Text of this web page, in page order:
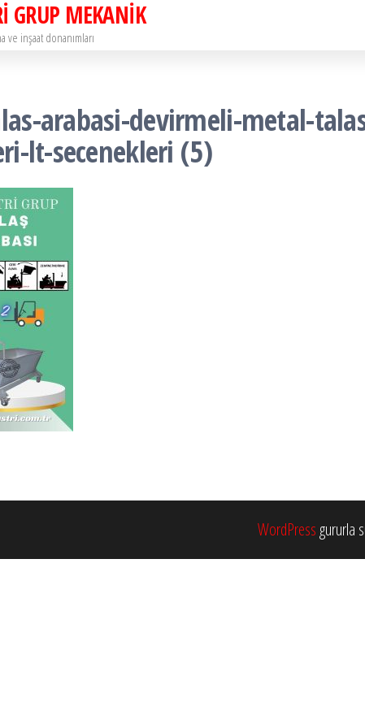
GRUP MEKANİK
inşaat donanımları
arabasi-devirmeli-metal-
lt-secenekleri (5)
WordPress gururla